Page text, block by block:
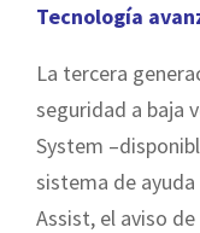
Tecnología
La tercera
seguridad a baja
System
sistema de
Assist, el aviso